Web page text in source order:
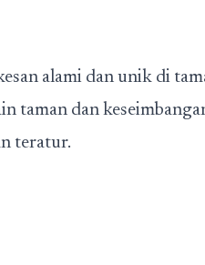
alami dan unik di
taman dan
teratur.